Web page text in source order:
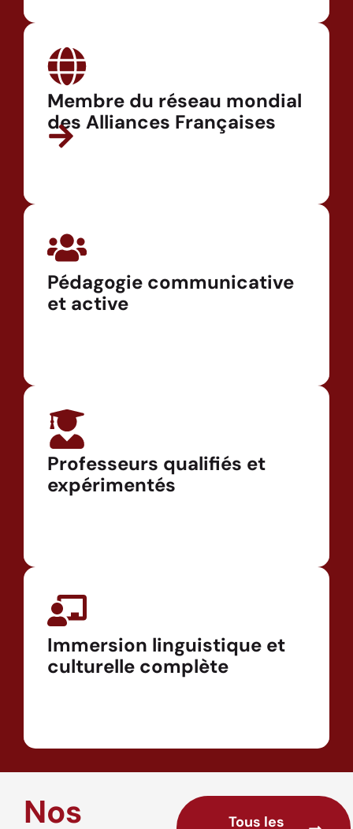
Membre du réseau mondial
des Alliances Françaises
Pédagogie communicative
et active
Professeurs qualifiés et
expérimentés
Immersion linguistique et
culturelle complète
Nos Tous les